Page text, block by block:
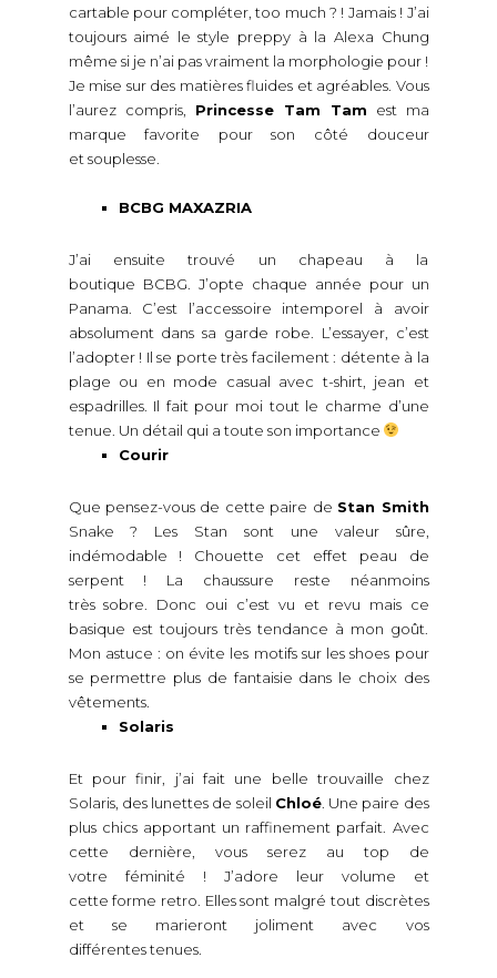
cartable pour compléter, too much ? ! Jamais ! J’ai
toujours aimé le style preppy à la Alexa Chung
même si je n’ai pas vraiment la morphologie pour !
Je mise sur des matières fluides et agréables. Vous
l’aurez compris, Princesse Tam Tam est ma
marque favorite pour son côté douceur
et souplesse.
BCBG MAXAZRIA
J’ai ensuite trouvé un chapeau à la
boutique BCBG. J’opte chaque année pour un
Panama. C’est l’accessoire intemporel à avoir
absolument dans sa garde robe. L’essayer, c’est
l’adopter ! Il se porte très facilement : détente à la
plage ou en mode casual avec t-shirt, jean et
espadrilles. Il fait pour moi tout le charme d’une
tenue. Un détail qui a toute son importance
Courir
Que pensez-vous de cette paire de Stan Smith
Snake ? Les Stan sont une valeur sûre,
indémodable ! Chouette cet effet peau de
serpent ! La chaussure reste néanmoins
très sobre. Donc oui c’est vu et revu mais ce
basique est toujours très tendance à mon goût.
Mon astuce : on évite les motifs sur les shoes pour
se permettre plus de fantaisie dans le choix des
vêtements.
Solaris
Et pour finir, j’ai fait une belle trouvaille chez
Solaris, des lunettes de soleil Chloé. Une paire des
plus chics apportant un raffinement parfait. Avec
cette dernière, vous serez au top de
votre féminité ! J’adore leur volume et
cette forme retro. Elles sont malgré tout discrètes
et se marieront joliment avec vos
différentes tenues.